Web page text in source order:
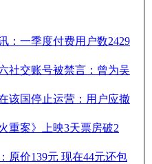
：一季度付费用户数2429
社交账号被禁言：曾为吴
该国停止运营：用户应撤
重案》上映3天票房破2
原价139元 现在44元还包